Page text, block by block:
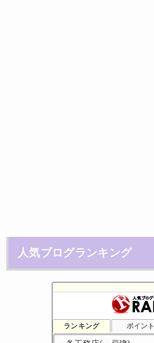
人気ブログランキング
ランキング ポイント